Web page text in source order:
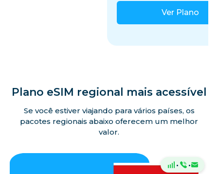
Ver Plano
Plano eSIM regional mais acessível
Se você estiver viajando para vários países, os
pacotes regionais abaixo oferecem um melhor
valor.
· ·